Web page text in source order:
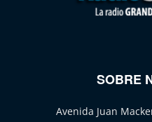
SOBRE
Avenida Juan